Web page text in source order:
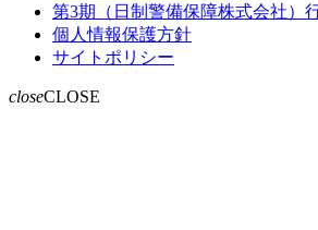
第3期（日制警備保障株式会社）
個人情報保護方針
サイトポリシー
closeCLOSE